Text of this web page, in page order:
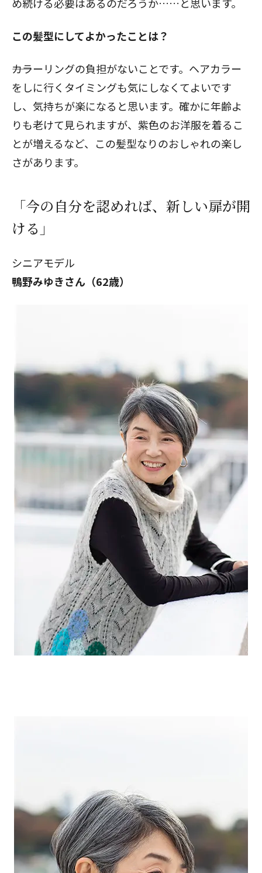
この髪型にしてよかったことは？
――カラーリングの負担がないことです。ヘアカラー
をしに行くタイミングも気にしなくてよいです
し、気持ちが楽になると思います。確かに年齢よ
りも老けて見られますが、紫色のお洋服を着るこ
とが増えるなど、この髪型なりのおしゃれの楽し
さがあります。
「今の自分を認めれば、新しい扉が開
ける」
シニアモデル
鴨野みゆきさん （62歳）
閉じる